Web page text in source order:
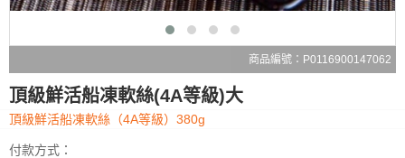
商品編號：P0116900147062
頂級鮮活船凍軟絲(4A等級)大
頂級鮮活船凍軟絲（4A等級）380g
付款方式：